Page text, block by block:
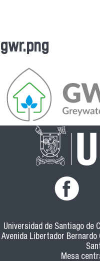
Se encuentra
gwr.png
Universidad de Santiago de
Avenida Libertador Bernardo
Mesa